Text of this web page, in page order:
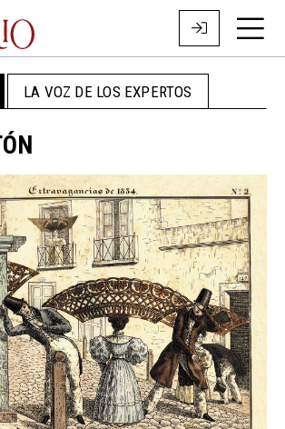
LA VOZ DE LOS EXPERTOS